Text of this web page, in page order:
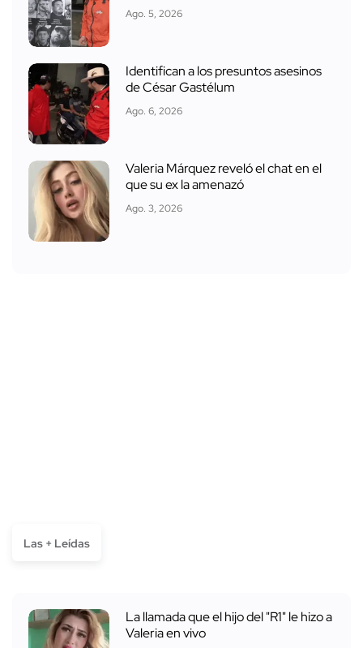
Ago. 5, 2026
Identifican a los presuntos asesinos
de César Gastélum
Ago. 6, 2026
Valeria Márquez reveló el chat en el
que su ex la amenazó
Ago. 3, 2026
Las + Leídas
La llamada que el hijo del "R1" le hizo a
Valeria en vivo